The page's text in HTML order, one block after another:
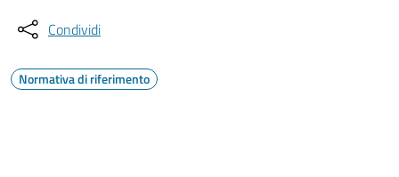
Condividi
Normativa di riferimento